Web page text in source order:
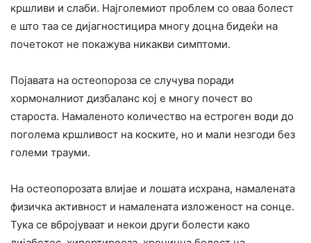
кpшливи и слаби. Најголемиот проблем со оваа болест
е што таа се дијагностицира многу доцна бидеќи на
почетокот не покажува никакви симптоми.
Појавата на остеопороза се случува поради
хормоналниот дизбаланс кој е многу почест во
староста. Намаленото количество на естроген води до
поголема кpшливост на коските, но и мали незгоди без
големи траyми.
На остеопорозата влијае и лошата исхрана, намалената
физичка активност и намалената изложеност на сонце.
Тука се вбројуваат и некои други болести како